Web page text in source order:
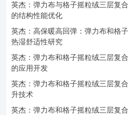
英杰：弹力布与格子摇粒绒三层复
的结构性能优化
英杰：高保暖高回弹：弹力布和格
热湿舒适性研究
英杰：弹力布和格子摇粒绒三层复
的应用开发
英杰：弹力布和格子摇粒绒三层复
升技术
英杰：弹力布和格子摇粒绒三层复